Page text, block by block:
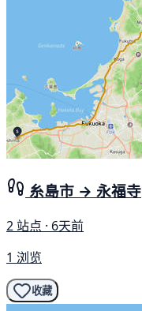
糸島市 → 永福寺
2 站点 · 6天前
1 浏览
收藏